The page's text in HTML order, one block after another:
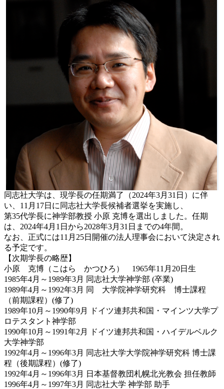
同志社大学は、現学長の任期満了（2024年3月31日）に伴
い、11月17日に同志社大学長候補者選挙を実施し、
第35代学長に神学部教授 小原 克博を選出しました。任期
は、2024年4月1日から2028年3月31日までの4年間。
なお、正式には11月25日開催の法人理事会において決定され
る予定です。
【次期学長の略歴】
小原 克博（こはら かつひろ） 1965年11月20日生
1985年4月～ 1989年3月 同志社大学神学部 (卒業)
1989年4月～ 1992年3月 同 大学院神学研究科 博士課程
（前期課程）(修了)
1989年10月～ 1990年9月 ドイツ連邦共和国・マインツ大学プ
ロテスタント神学部
1990年10月～ 1991年2月 ドイツ連邦共和国・ハイデルベルク
大学神学部
1992年4月～ 1996年3月 同志社大学大学院神学研究科 博士課
程（後期課程）(修了)
1992年4月～1996年3月 日本基督教団札幌北光教会 担任教師
1996年4月～1997年3月 同志社大学 神学部 助手